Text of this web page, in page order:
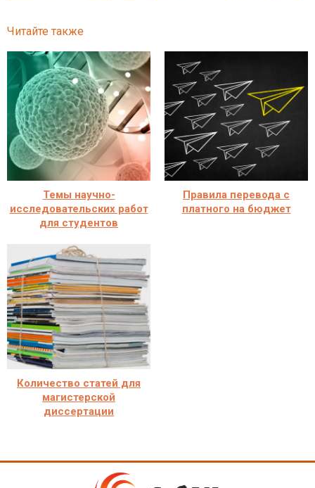
Читайте также
Темы научно-
исследовательских работ
для студентов
Правила перевода с
платного на бюджет
Количество статей для
магистерской
диссертации